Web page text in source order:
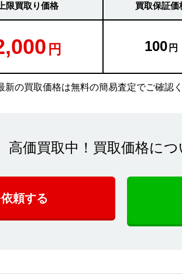
上限買取り価格 買取保証価
100
の買取価格は無料の簡易査定でご確認
高価買取中！買取価格に
頼する